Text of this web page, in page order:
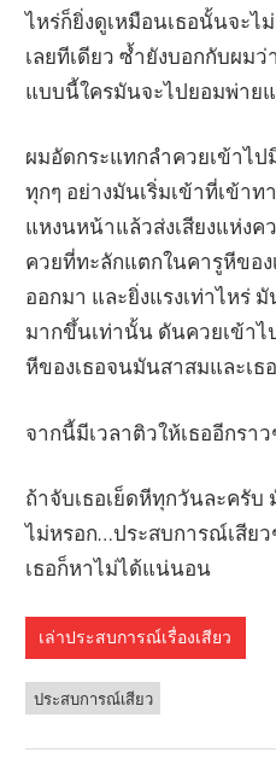
ไหร่ก็ยิ่งดูเหมือนเธอนั้นจะไ
เลยทีเดียว ซ้ำยังบอกกับผมว่
แบบนี้ใครมันจะไปยอมพ่าย
ผมอัดกระแทกลำควยเข้าไ
ทุกๆ อย่างมันเริ่มเข้าที่เข้า
แหงนหน้าแล้วส่งเสียงแห่ง
ควยที่ทะลักแตกในคารูหีขอ
ออกมา และยิ่งแรงเท่าไหร่
มากขึ้นเท่านั้น ดันควยเข้าไ
หีของเธอจนมันสาสมและเธ
จากนี้มีเวลาติวให้เธออีกราว
ถ้าจับเธอเย็ดหีทุกวันละครับ
ไม่หรอก…ประสบการณ์เสียว
เธอก็หาไม่ได้แน่นอน
เล่าประสบการณ์เรื่องเสียว
ประสบการณ์เสียว